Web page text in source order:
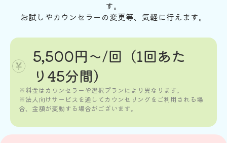
＞＞カウンセラーを指名せず、カウンセ
＞＞無料セッションを予約する
＞＞予約リクエストフォームはこちら
す。
お試しやカウンセラーの変更等、気軽に行えます。
5,500円〜/回（1回あた
り45分間）
※料金はカウンセラーや選択プランにより異なります。
※法人向けサービスを通してカウンセリングをご利用される場
合、金額が変動する場合がございます。